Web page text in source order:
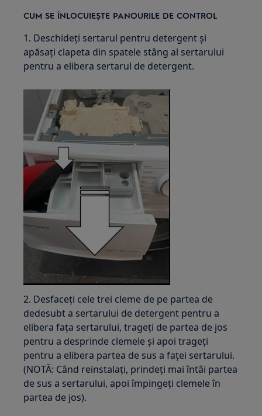
CUM SE ÎNLOCUIEȘTE PANOURILE DE CONTROL
1. Deschideți sertarul pentru detergent și
apăsați clapeta din spatele stâng al sertarului
pentru a elibera sertarul de detergent.
2. Desfaceți cele trei cleme de pe partea de
dedesubt a sertarului de detergent pentru a
elibera fața sertarului, trageți de partea de jos
pentru a desprinde clemele și apoi trageți
pentru a elibera partea de sus a faței sertarului.
(NOTĂ: Când reinstalați, prindeți mai întâi partea
de sus a sertarului, apoi împingeți clemele în
partea de jos).